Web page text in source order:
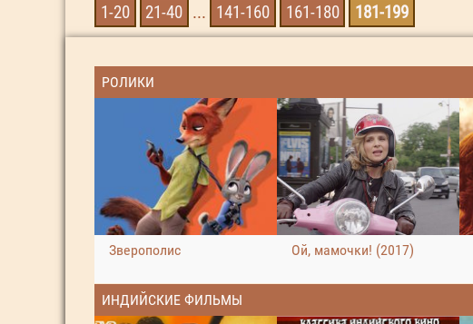
1-20 21-40 ... 141-160 161-180 181-199
РОЛИКИ
Зверополис Ой, мамочки! (2017)
ИНДИЙСКИЕ ФИЛЬМЫ